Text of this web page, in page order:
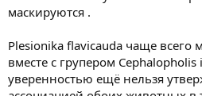
маскируются .
Plesionika flavicauda чаще
вместе с групером
уверенностью ещё нельзя